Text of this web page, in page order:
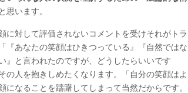
思います。
に対して評価されないコメントを受けそれがトラ
『あなたの笑顔はひきつっている』『自然ではな
』と言われたのですが、どうしたらいいです
の人を抱きしめたくなります。「自分の笑顔はよ
なることを躊躇してしまって当然だからです。